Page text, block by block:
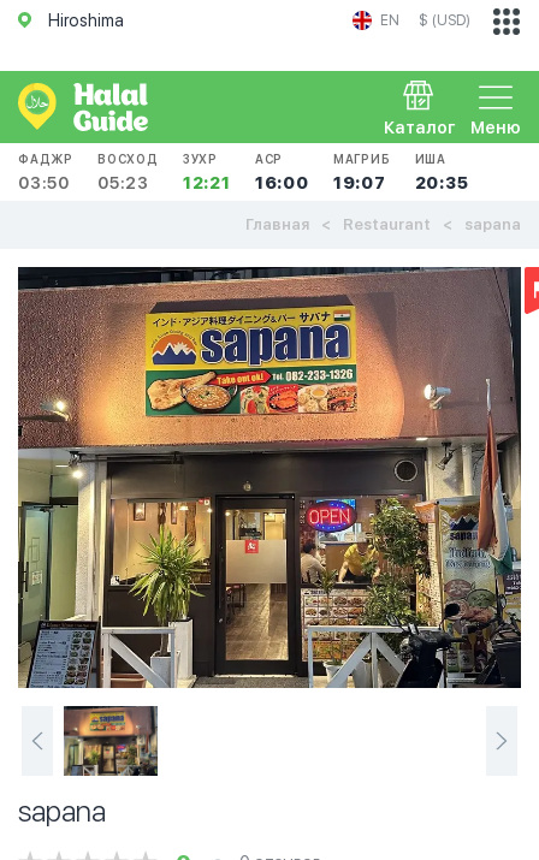
Hiroshima EN $ (USD)
Меню
Каталог
ФАДЖР
03:50
ВОСХОД
05:23
ЗУХР
12:21
АСР
16:00
МАГРИБ
19:07
ИША
20:35
Главная Restaurant sapana
sapana